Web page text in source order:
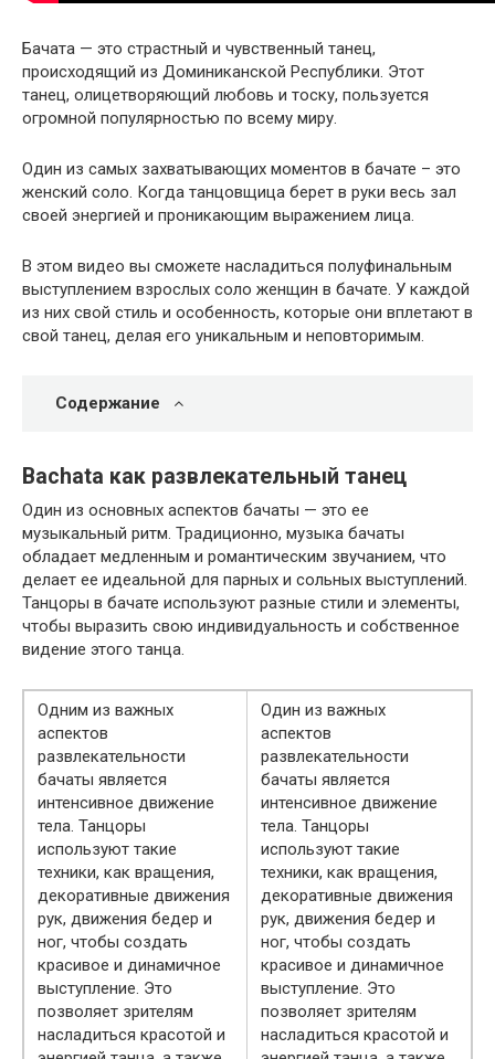
Бачата — это страстный и чувственный танец,
происходящий из Доминиканской Республики. Этот
танец, олицетворяющий любовь и тоску, пользуется
огромной популярностью по всему миру.
Один из самых захватывающих моментов в бачате – это
женский соло. Когда танцовщица берет в руки весь зал
своей энергией и проникающим выражением лица.
В этом видео вы сможете насладиться полуфинальным
выступлением взрослых соло женщин в бачате. У каждой
из них свой стиль и особенность, которые они вплетают в
свой танец, делая его уникальным и неповторимым.
Содержание
Bachata как развлекательный танец
Один из основных аспектов бачаты — это ее
музыкальный ритм. Традиционно, музыка бачаты
обладает медленным и романтическим звучанием, что
делает ее идеальной для парных и сольных выступлений.
Танцоры в бачате используют разные стили и элементы,
чтобы выразить свою индивидуальность и собственное
видение этого танца.
Одним из важных
аспектов
развлекательности
бачаты является
интенсивное движение
тела. Танцоры
используют такие
техники, как вращения,
декоративные движения
рук, движения бедер и
ног, чтобы создать
красивое и динамичное
выступление. Это
позволяет зрителям
насладиться красотой и
Один из важных
аспектов
развлекательности
бачаты является
интенсивное движение
тела. Танцоры
используют такие
техники, как вращения,
декоративные движения
рук, движения бедер и
ног, чтобы создать
красивое и динамичное
выступление. Это
позволяет зрителям
насладиться красотой и